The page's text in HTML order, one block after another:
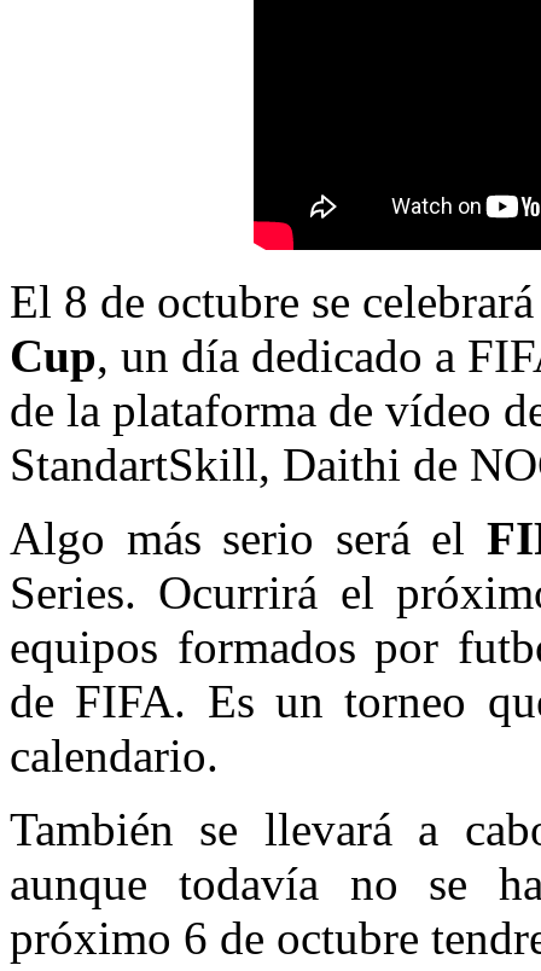
El 8 de octubre se
Cup, un día dedicado a
de la plataforma de vídeo
StandartSkill, Daithi de
Algo más serio será el
Series. Ocurrirá el
equipos formados por
de FIFA. Es un torneo
calendario.
También se llevará a
aunque todavía no se
próximo 6 de octubre